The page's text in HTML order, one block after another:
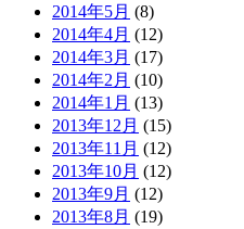
2014年5月 (8)
2014年4月 (12)
2014年3月 (17)
2014年2月 (10)
2014年1月 (13)
2013年12月 (15)
2013年11月 (12)
2013年10月 (12)
2013年9月 (12)
2013年8月 (19)